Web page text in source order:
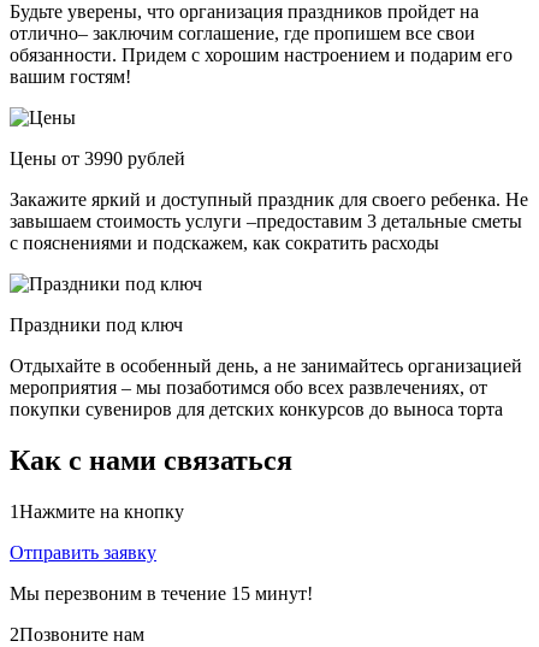
Будьте уверены, что организация праздников пройдет на
отлично– заключим соглашение, где пропишем все свои
обязанности. Придем с хорошим настроением и подарим его
вашим гостям!
Цены от 3990 рублей
Закажите яркий и доступный праздник для своего ребенка. Не
завышаем стоимость услуги –предоставим 3 детальные сметы
с пояснениями и подскажем, как сократить расходы
Праздники под ключ
Отдыхайте в особенный день, а не занимайтесь организацией
мероприятия – мы позаботимся обо всех развлечениях, от
покупки сувениров для детских конкурсов до выноса торта
Как с нами связаться
1Нажмите на кнопку
Отправить заявку
Мы перезвоним в течение 15 минут!
2Позвоните нам